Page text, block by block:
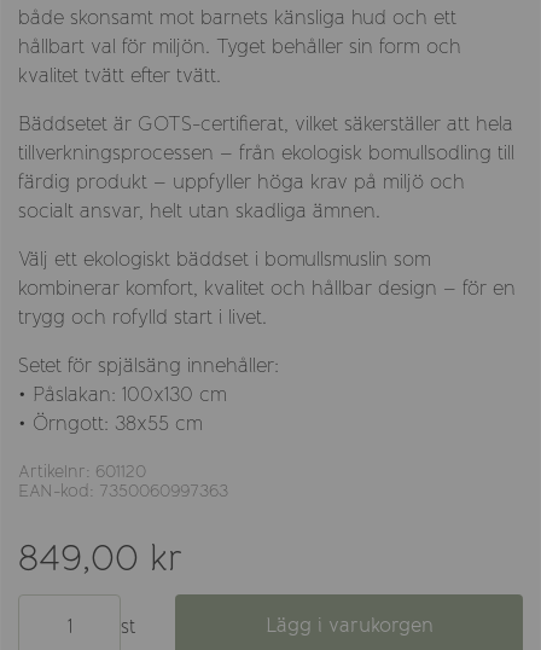
både skonsamt mot barnets känsliga hud och ett
hållbart val för miljön. Tyget behåller sin form och
kvalitet tvätt efter tvätt.
Bäddsetet är GOTS-certifierat, vilket säkerställer att hela
tillverkningsprocessen – från ekologisk bomullsodling till
färdig produkt – uppfyller höga krav på miljö och
socialt ansvar, helt utan skadliga ämnen.
Välj ett ekologiskt bäddset i bomullsmuslin som
kombinerar komfort, kvalitet och hållbar design – för en
trygg och rofylld start i livet.
Setet för spjälsäng innehåller:
• Påslakan: 100x130 cm
• Örngott: 38x55 cm
Artikelnr: 601120
EAN-kod: 7350060997363
849,00 kr
st Lägg i varukorgen